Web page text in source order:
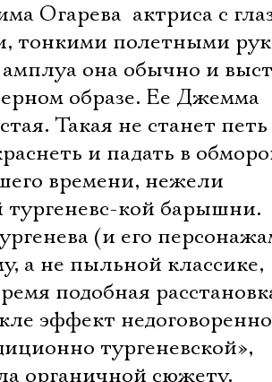
Огарева  актриса с
тонкими полетными
она обычно и
образе. Ее Джемма 
Такая не станет петь
и падать в
времени, нежели
кой барышни.
(и его
а не пыльной классике,
подобная
эффект
тургеневской»,
органичной сюжету.